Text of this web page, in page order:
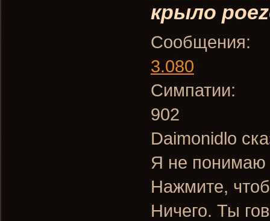
крыло
Сообщения:
3.080
Симпатии:
902
Daimonidlo
Я не понимаю
Нажмите,
Ничего. Ты